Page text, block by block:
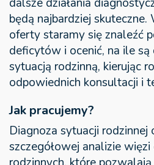
będą najbardziej skuteczne.
oferty staramy się znaleźć
deficytów i ocenić, na ile są
sytuacją rodzinną, kierując
odpowiednich konsultacji i
Jak pracujemy?
Diagnoza sytuacji rodzinnej
szczegółowej analizie